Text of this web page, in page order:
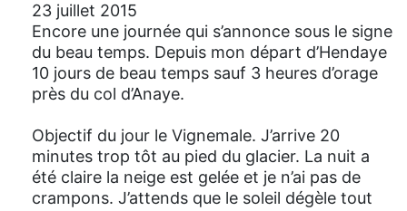
23 juillet 2015
Encore une journée qui s’annonce sous le signe
du beau temps. Depuis mon départ d’Hendaye
10 jours de beau temps sauf 3 heures d’orage
près du col d’Anaye.
Objectif du jour le Vignemale. J’arrive 20
minutes trop tôt au pied du glacier. La nuit a
été claire la neige est gelée et je n’ai pas de
crampons. J’attends que le soleil dégèle tout